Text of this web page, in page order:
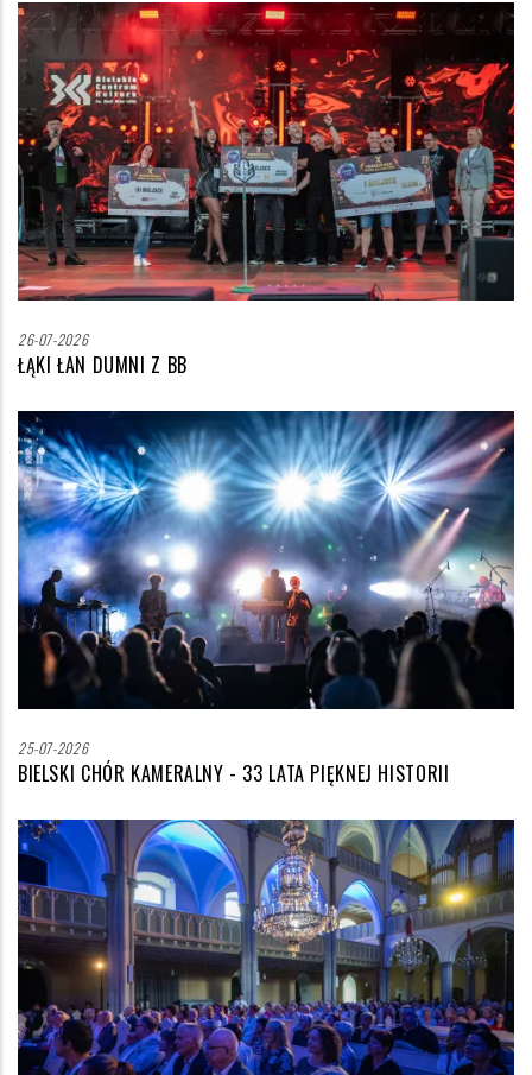
Zdjęcie
wyróżniające
26-07-2026
ŁĄKI ŁAN DUMNI Z BB
Zdjęcie
wyróżniające
25-07-2026
BIELSKI CHÓR KAMERALNY - 33 LATA PIĘKNEJ HISTORII
Zdjęcie
wyróżniające